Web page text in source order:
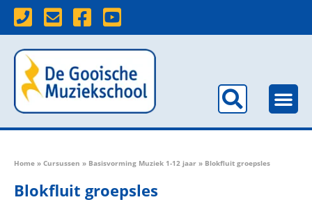
Home » Cursussen » Basisvorming Muziek 1-12 jaar » Blokfluit groepsles
Blokfluit groepsles